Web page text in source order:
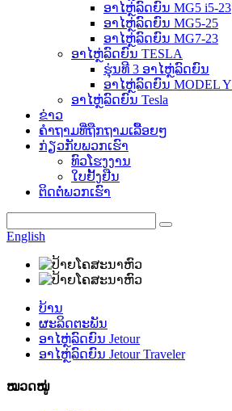
ອາໄຫຼ່ລົດຍົນ MG5 i5-23
ອາໄຫຼ່ລົດຍົນ MG5-25
ອາໄຫຼ່ລົດຍົນ MG7-23
ອາໄຫຼ່ລົດຍົນ TESLA
ຮຸ່ນທີ 3 ອາໄຫຼ່ລົດຍົນ
ອາໄຫຼ່ລົດຍົນ MODEL Y
ອາໄຫຼ່ລົດຍົນ Tesla
ຂ່າວ
ຄຳຖາມທີ່ຖືກຖາມເລື້ອຍໆ
ກ່ຽວກັບພວກເຮົາ
ທົວໂຮງງານ
ໃບຢັ້ງຢືນ
ຕິດຕໍ່ພວກເຮົາ
English
ບ້ານ
ຜະລິດຕະພັນ
ອາໄຫຼ່ລົດຍົນ Jetour
ອາໄຫຼ່ລົດຍົນ Jetour Traveler
ໝວດໝູ່